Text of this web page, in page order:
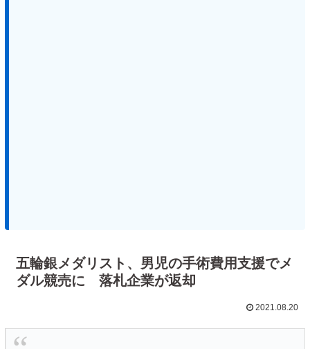
五輪銀メダリスト、男児の手術費用支援でメ
ダル競売に 落札企業が返却
2021.08.20